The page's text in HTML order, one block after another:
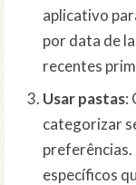
aplicativo
por data de
recentes
Usar pastas:
categorizar
preferências.
específicos